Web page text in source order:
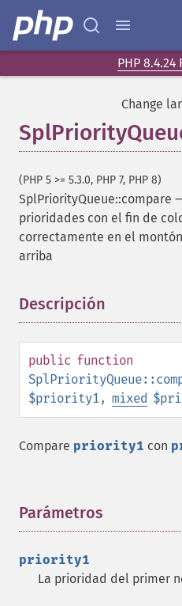
PHP
Change
(PHP 5 >= 5.3.0, PHP 7, PHP 8)
SplPriorityQueue::compare
prioridades con el fin de
correctamente en el
arriba
Descripción
public function
$priority1, mixed
Compare priority1 con
Parámetros
priority1
La prioridad del primer